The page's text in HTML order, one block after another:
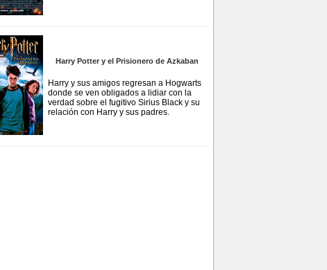
Harry Potter y el Prisionero de Azkaban
Harry y sus amigos regresan a Hogwarts
donde se ven obligados a lidiar con la
verdad sobre el fugitivo Sirius Black y su
relación con Harry y sus padres.